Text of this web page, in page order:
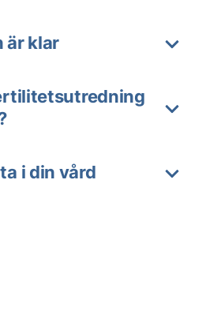
är klar
i din vård